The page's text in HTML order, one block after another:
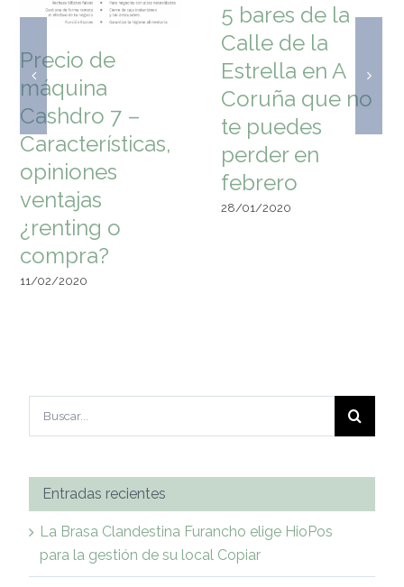
Precio de
máquina
Cashdro 7 –
Características,
opiniones
ventajas
¿renting o
compra?
11/02/2020
5 bares de la
Calle de la
Estrella en A
Coruña que no
te puedes
perder en
febrero
28/01/2020
Entradas recientes
La Brasa Clandestina Furancho elige HioPos
para la gestión de su local Copiar